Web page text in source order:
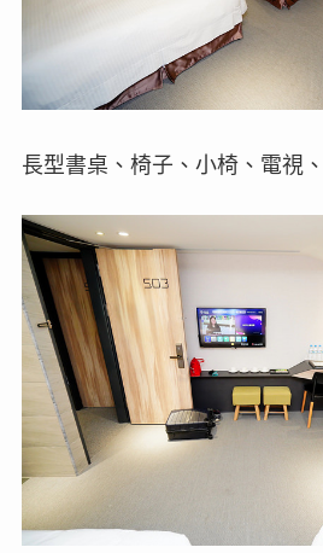
長型書桌、椅子、小椅、電視